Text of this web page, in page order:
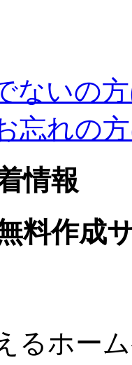
ないの
忘れの
情報
料作成
るホー